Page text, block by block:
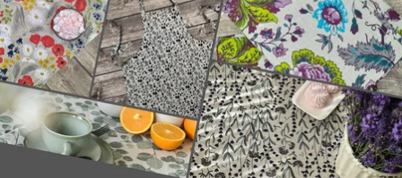
FROTĒ DVIEĻI
FROTĒ DVIEĻI